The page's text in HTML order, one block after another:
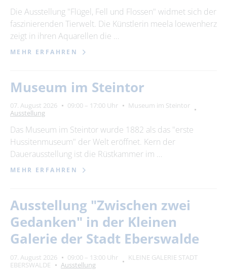
Kategorie
Suchbegriff
bitte wählen
Ort
Die Ausstellung "Flügel, Fell und Flossen" widmet sich der
faszinierenden Tierwelt. Die Künstlerin meela loewenherz
zeigt in ihren Aquarellen die …
MEHR ERFAHREN
Museum im Steintor
07. August 2026 09:00 – 17:00 Uhr
Museum im Steintor
Ausstellung
Das Museum im Steintor wurde 1882 als das "erste
Hussitenmuseum" der Welt eröffnet. Kern der
Dauerausstellung ist die Rüstkammer im …
MEHR ERFAHREN
Ausstellung "Zwischen zwei
Gedanken" in der Kleinen
Galerie der Stadt Eberswalde
07. August 2026 09:00 – 13:00 Uhr
KLEINE GALERIE STADT
EBERSWALDE
Ausstellung